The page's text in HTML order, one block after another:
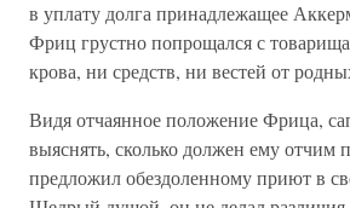
в уплату долга принадлежащее
Фриц грустно попрощался с
крова, ни средств, ни вестей от
Видя отчаянное положение Фрица,
выяснять, сколько должен ему отчим
предложил обездоленному приют в